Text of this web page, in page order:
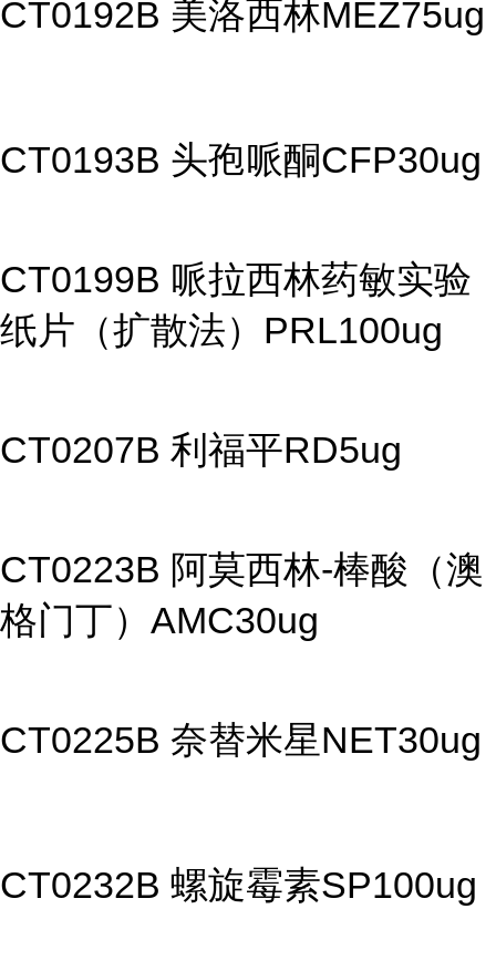
CT0192B 美洛西林MEZ75ug
CT0193B 头孢哌酮CFP30ug
CT0199B 哌拉西林药敏实验
纸片（扩散法）PRL100ug
CT0207B 利福平RD5ug
CT0223B 阿莫西林-棒酸（澳
格门丁）AMC30ug
CT0225B 奈替米星NET30ug
CT0232B 螺旋霉素SP100ug